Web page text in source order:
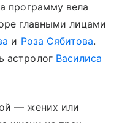
программу вела
главными лицами
и Роза Сябитова.
астролог Василиса
— жених или